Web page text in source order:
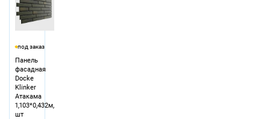
под заказ
Панель
фасадная
Docke
Klinker
Атакама
1,103*0,432м,
шт